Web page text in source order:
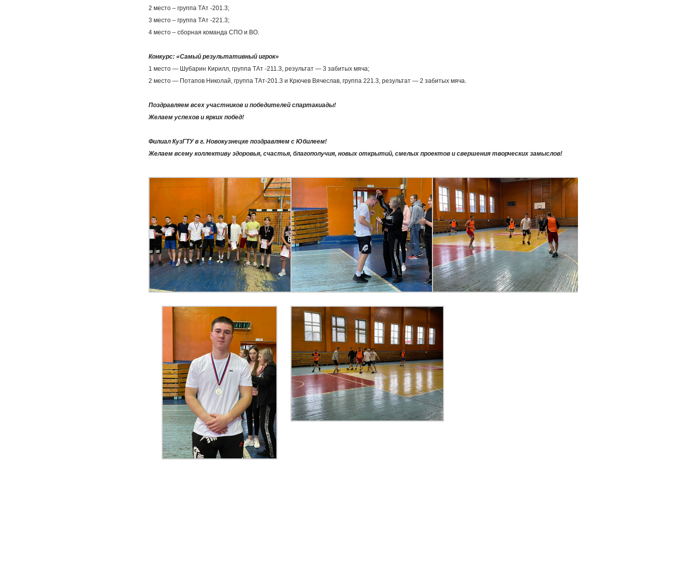
2 место – группа ТАт -201.3;
3 место – группа ТАт -221.3;
4 место – сборная команда СПО и ВО.
Конкурс: «Самый результативный игрок»
1 место — Шубарин Кирилл, группа ТАт -211.3, результат — 3 забитых мяча;
2 место — Потапов Николай, группа ТАт-201.3 и Крючев Вячеслав, группа 221.3, результат — 2 забитых мяча.
Поздравляем всех участников и победителей спартакиады!
Желаем успехов и ярких побед!
Филиал КузГТУ в г. Новокузнецке поздравляем с Юбилеем!
Желаем всему коллективу здоровья, счастья, благополучия, новых открытий, смелых проектов и свершения творческих замыслов!